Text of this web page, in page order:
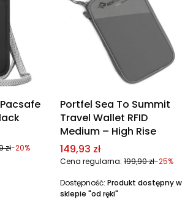
zł-20%
Portfel Sea To Summit
Travel Wallet RFID
Medium – High Rise
Cena promocyjna
149,93 zł
Cena regularna: 199,90 zł-25%
Dostępność: Produkt dostępny w
sklepie "od ręki"